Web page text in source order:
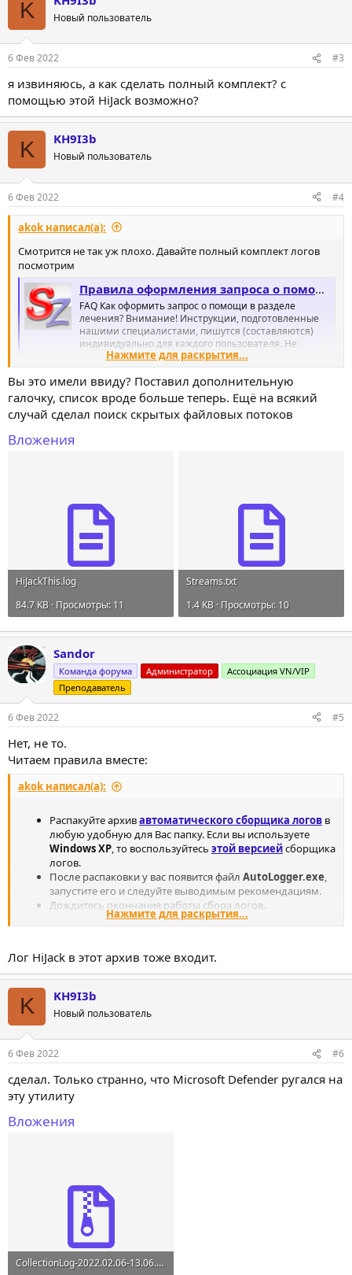
K Новый пользователь
6 Фев 2022 #3
я извиняюсь, а как сделать полный комплект? с
помощью этой HiJack возможно?
K KH9I3b
Новый пользователь
6 Фев 2022 #4
akok написал(а):
Смотрится не так уж плохо. Давайте полный комплект логов
посмотрим
Правила оформления запроса о помощи
FAQ Как оформить запрос о помощи в разделе
лечения? Внимание! Инструкции, подготовленные
нашими специалистами, пишутся (составляются)
индивидуально для каждого пользователя. Не
производите самостоятельного лечения на
основании инструкций, которые подготовлены для
другого пользователя, так как...
www.safezone.cc
Нажмите для раскрытия...
Вы это имели ввиду? Поставил дополнительную
галочку, список вроде больше теперь. Ещё на всякий
случай сделал поиск скрытых файловых потоков
Вложения
HiJackThis.log
84.7 KB · Просмотры: 11
Streams.txt
1.4 KB · Просмотры: 10
Sandor
Команда форума Администратор
Ассоциация VN/VIP
Преподаватель
6 Фев 2022 #5
Нет, не то.
Читаем правила вместе:
akok написал(а):
Распакуйте архивавтоматического сборщика логов в
любую удобную для Вас папку. Если вы используете
Windows XP, то воспользуйтесь этой версиейсборщика
логов.
После распаковки у вас появится файл AutoLogger.exe,
запустите его и следуйте выводимым рекомендациям.
Дождитесь окончания работы сбора логов.
По окончанию работы в папкеAutoLogger
имя CollectionLog-yyyy.mm.dd-hh.mm. Где yyyy.mm.dd-
hh.mm - дата и время запуска сканирования. Например:
CollectionLog-2021.10.30-22.15
Прикрепите его к Вашему сообщению
Нажмите для раскрытия...
Лог HiJack в этот архив тоже входит.
K KH9I3b
Новый пользователь
6 Фев 2022 #6
сделал. Только странно, что Microsoft Defender ругался на
эту утилиту
Вложения
CollectionLog-2022.02.06-13.06.zip